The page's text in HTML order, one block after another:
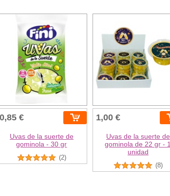
0,85 €
Uvas de la suerte de
gominola - 30 gr
(2)
1,00 €
Uvas de la suerte de
gominola de 22 gr - 1
unidad
(8)